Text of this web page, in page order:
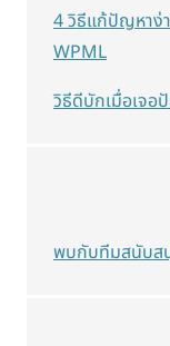
4 วิธีแก้ปัญหาง่
WPML
วิธีดีบักเมื่อเจอ
พบกับทีมสนับส